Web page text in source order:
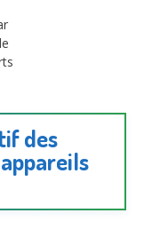
des